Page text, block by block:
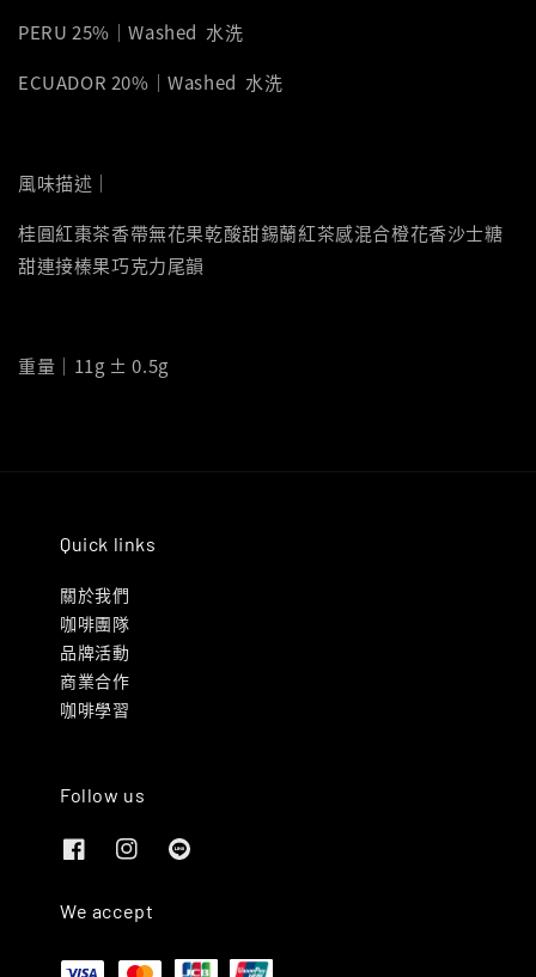
PERU 25%｜Washed 水洗
ECUADOR 20%｜Washed 水洗
風味描述｜
桂圓紅棗茶香帶無花果乾酸甜錫蘭紅茶感混合橙花香沙士糖
甜連接榛果巧克力尾韻
重量｜11g ± 0.5g
Quick links
關於我們
咖啡團隊
品牌活動
商業合作
咖啡學習
Follow us
We accept